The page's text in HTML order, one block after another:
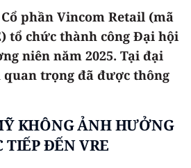
Cổ phần Vincom Retail (mã
tổ chức thành công Đại hội
niên năm 2025. Tại đại
trọng đã được thông
KHÔNG ẢNH HƯỞNG
TIẾP ĐẾN VRE